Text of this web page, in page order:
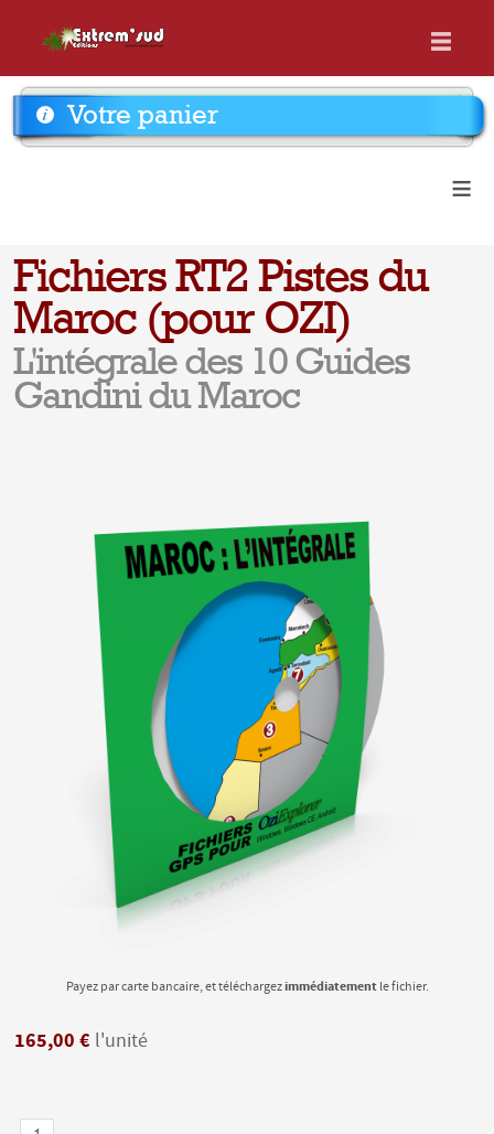
Votre panier
≡
Fichiers RT2 Pistes du
Maroc (pour OZI)
L'intégrale des 10 Guides
Gandini du Maroc
Payez par carte bancaire, et téléchargezimmédiatementle fichier.
165,00 € l'unité